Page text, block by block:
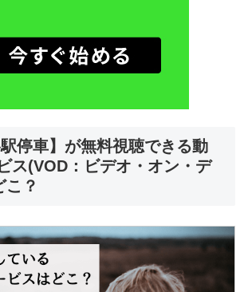
停車】が無料視聴できる動
ス(VOD：ビデオ・オン・デ
こ？